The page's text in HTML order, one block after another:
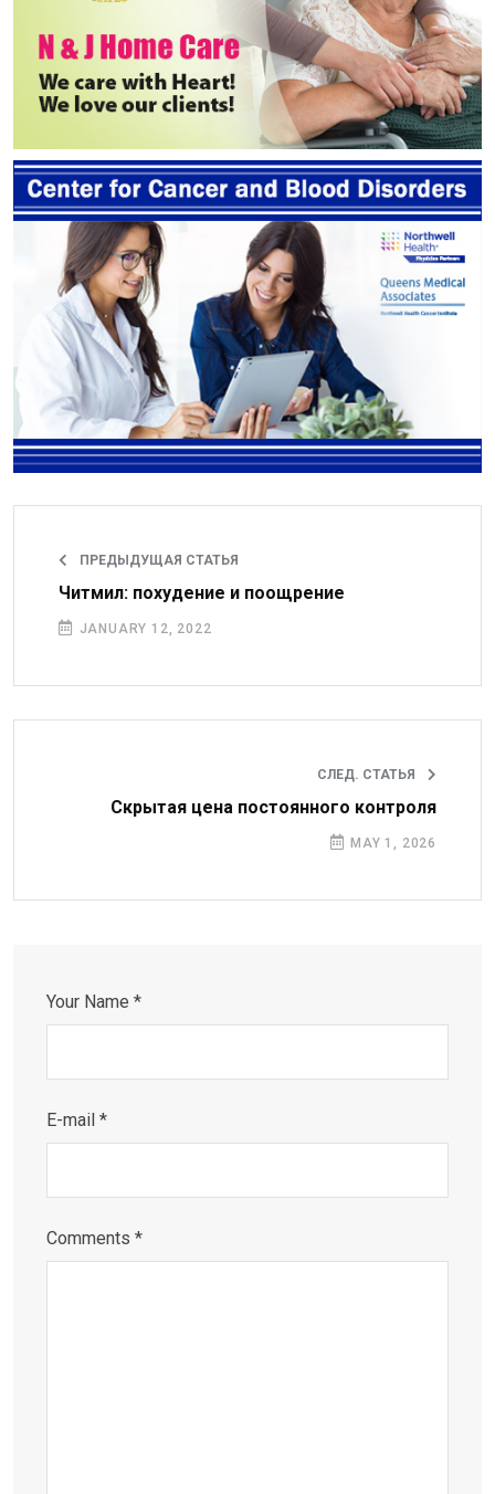
ПРЕДЫДУЩАЯ СТАТЬЯ
Читмил: похудение и поощрение
JANUARY 12, 2022
СЛЕД. СТАТЬЯ
Скрытая цена постоянного контроля
MAY 1, 2026
Your Name *
E-mail *
Comments *